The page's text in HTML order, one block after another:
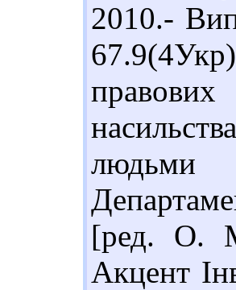
2010.-
людьми
[ред. О.
Акцент